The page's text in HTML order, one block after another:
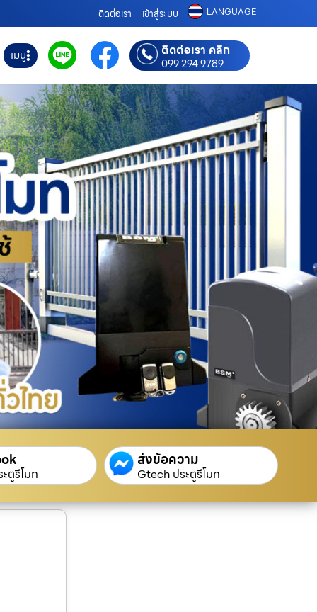
ติดต่อเรา เข้าสู่ระบบ LANGUAGE
เมนู ติดต่อเรา คลิก
099 294 9789
ตูรีโมท
ส่งข้อความ
Gtech ประตูรีโมท